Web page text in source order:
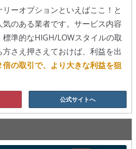
ー
ーオプションといえばここ！と
のある業者です。サービス内容
準的なHIGH/LOWスタイルの取
さえ押さえておけば、利益を出
倍の取引で、より大きな利益を狙
公式サイトへ